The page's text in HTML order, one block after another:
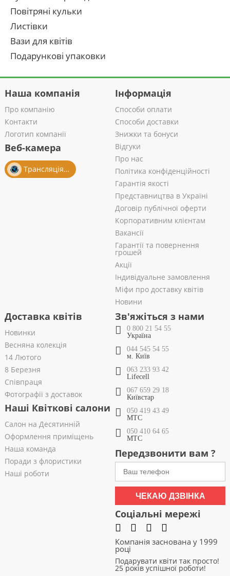
Повітряні кульки
Листівки
Вази для квітів
Подарункові упаковки
Наша компанія
Про компанію
Контакти
Логотип компанії
Веб-камера
Трансляція із салону
Інформація
Способи оплати
Способи доставки
Знижки та бонуси
Відгуки
Про нас
Політика конфіденційності
Гарантія якості
Представництва в Україні
Договір публічної оферти
Корпоративним клієнтам
Вакансії
Гарантії та повернення
грошей
Акції
Індивідуальне замовлення
Міфи про доставку квітів
Новини
Доставка квітів
Новинки
Весняна колекція
14 Лютого
8 Березня
Співпраця
Фотографії з доставок
Наші Квіткові салони
Салон на Десятинній
Оформлення приміщень
Наша команда
Поради з флористики
Наші роботи
Зв'яжіться з нами
0 800 21 54 55
Україна
044 545 54 55
м. Київ
063 233 93 42
Lifecell
067 659 29 18
Київстар
050 419 43 49
МТС
050 410 64 65
МТС
Передзвонити вам ?
ЧЕКАЮ ДЗВІНКА
Соціальні мережі
Компанія заснована у 1999
році
Подарувати квіти так просто!
25 років успішної роботи!